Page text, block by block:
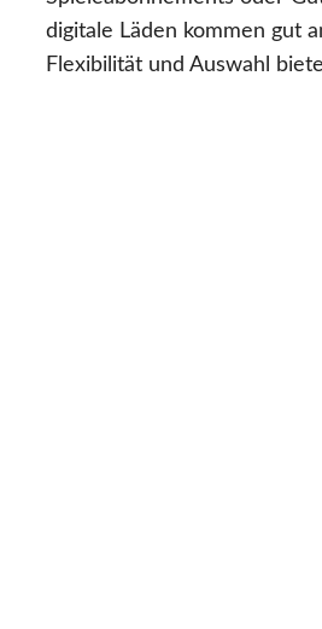
digitale Läden kommen gut
Flexibilität und Auswahl